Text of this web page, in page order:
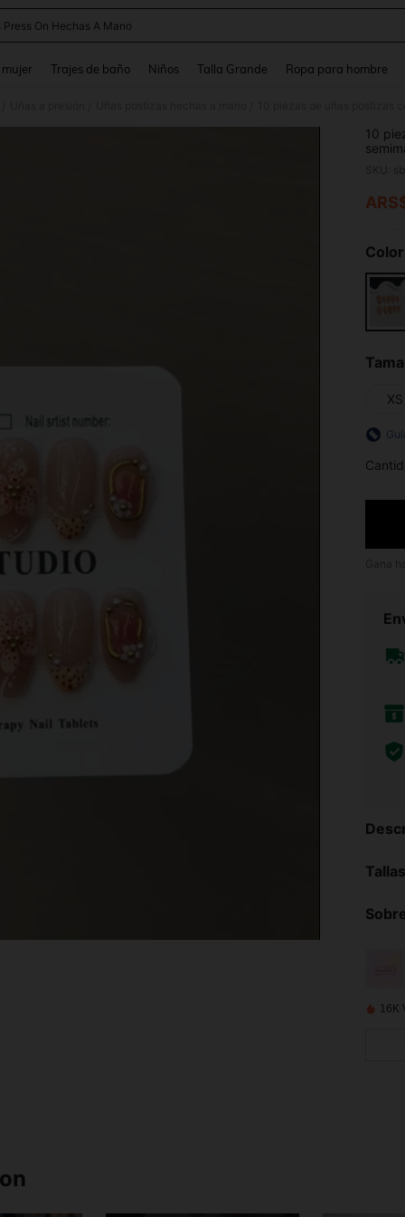
Press On Hechas A Mano
mujer Trajes de baño Niños Talla Grande Ropa para hombre
10
mar
uso
XS
16K